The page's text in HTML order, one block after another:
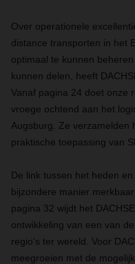
Over operationele
distance transporten in het
optimaal te kunnen
kunnen delen, heeft
Vanaf pagina 24 doet onze
vroege ochtend aan het
Augsburg. Ze verzamelden
praktische toepassing van
De link tussen het heden
bijzondere manier
pagina 32 wijdt het
ontwikkeling van een van
regio's ter wereld. Voor
meegroeien met de